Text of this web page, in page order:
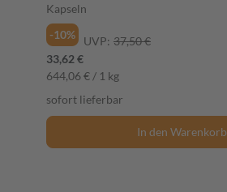
Kapseln
-10%
UVP: 37,50 €
33,62 €
644,06 € / 1 kg
sofort lieferbar
In den Warenkorb